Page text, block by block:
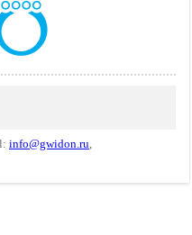
info@gwidon.ru,